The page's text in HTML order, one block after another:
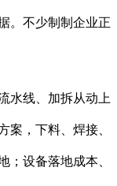
。不少制制企业正
线、加拆从动上
案，下料、焊接、
；设备落地成本、